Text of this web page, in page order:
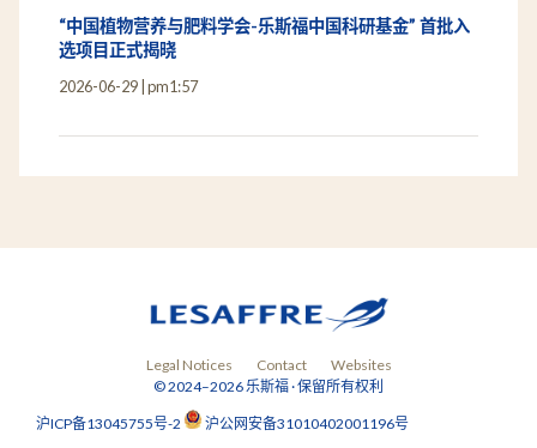
“中国植物营养与肥料学会-乐斯福中国科研基金” 首批入
选项目正式揭晓
2026-06-29 pm1:57
© 2024–2026 乐斯福 · 保留所有权利
Legal Notices Contact Websites
沪ICP备13045755号-2 沪公网安备31010402001196号